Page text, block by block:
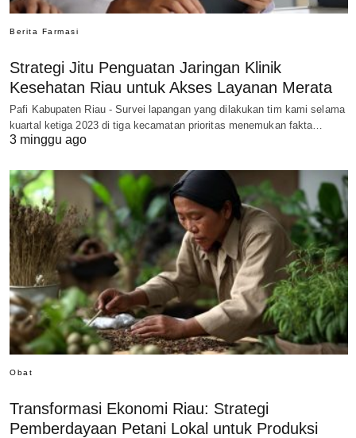
Berita Farmasi
Strategi Jitu Penguatan Jaringan Klinik
Kesehatan Riau untuk Akses Layanan Merata
Pafi Kabupaten Riau - Survei lapangan yang dilakukan tim kami selama
kuartal ketiga 2023 di tiga kecamatan prioritas menemukan fakta…
3 minggu ago
Obat
Transformasi Ekonomi Riau: Strategi
Pemberdayaan Petani Lokal untuk Produksi